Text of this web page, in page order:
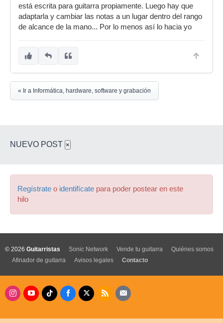
está escrita para guitarra propiamente. Luego hay que
adaptarla y cambiar las notas a un lugar dentro del rango
de alcance de la mano... Por lo menos así lo hacia yo
« Ir a Informática, hardware, software y grabación
NUEVO POST ×
Regístrate o identifícate para poder postear en este
hilo
© 2026 Guitarristas Sonic Network Vende tu guitarra
Quiénes somos
Afinador de guitarra
Avisos legales Contacto